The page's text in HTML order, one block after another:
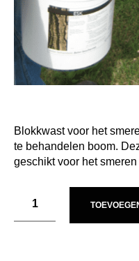
Blokkwast voor het
te behandelen boom.
geschikt voor het